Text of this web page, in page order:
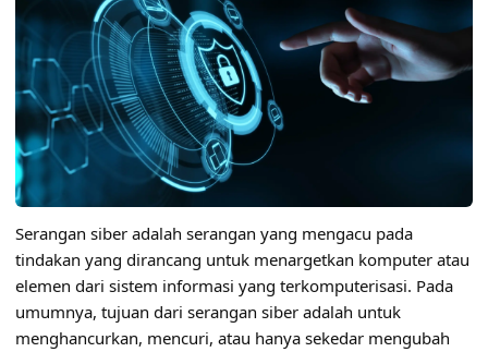
Serangan siber adalah serangan yang mengacu pada
tindakan yang dirancang untuk menargetkan komputer atau
elemen dari sistem informasi yang terkomputerisasi. Pada
umumnya, tujuan dari serangan siber adalah untuk
menghancurkan, mencuri, atau hanya sekedar mengubah